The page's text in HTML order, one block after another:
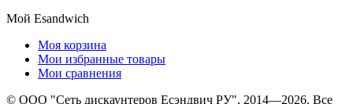
Мой Esandwich
Моя корзина
Мои избранные товары
Мои сравнения
© ООО "Сеть дискаунтеров Есэндвич РУ", 2014—2026. Все